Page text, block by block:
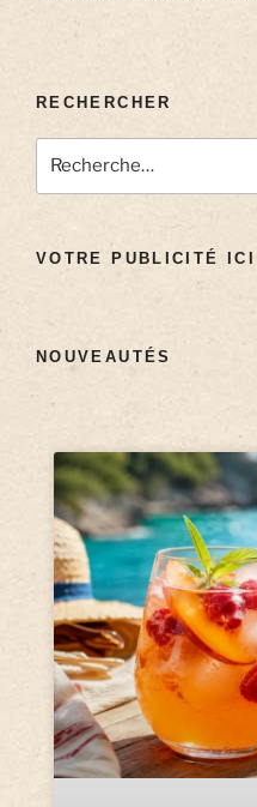
RECHERCHER
VOTRE PUBLICITÉ ICI
NOUVEAUTÉS